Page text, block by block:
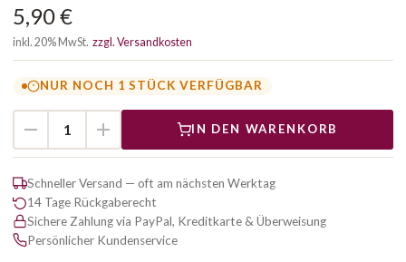
5,90 €
inkl. 20% MwSt. zzgl. Versandkosten
NUR NOCH 1 STÜCK VERFÜGBAR
IN DEN WARENKORB
Schneller Versand — oft am nächsten Werktag
14 Tage Rückgaberecht
Sichere Zahlung via PayPal, Kreditkarte & Überweisung
Persönlicher Kundenservice